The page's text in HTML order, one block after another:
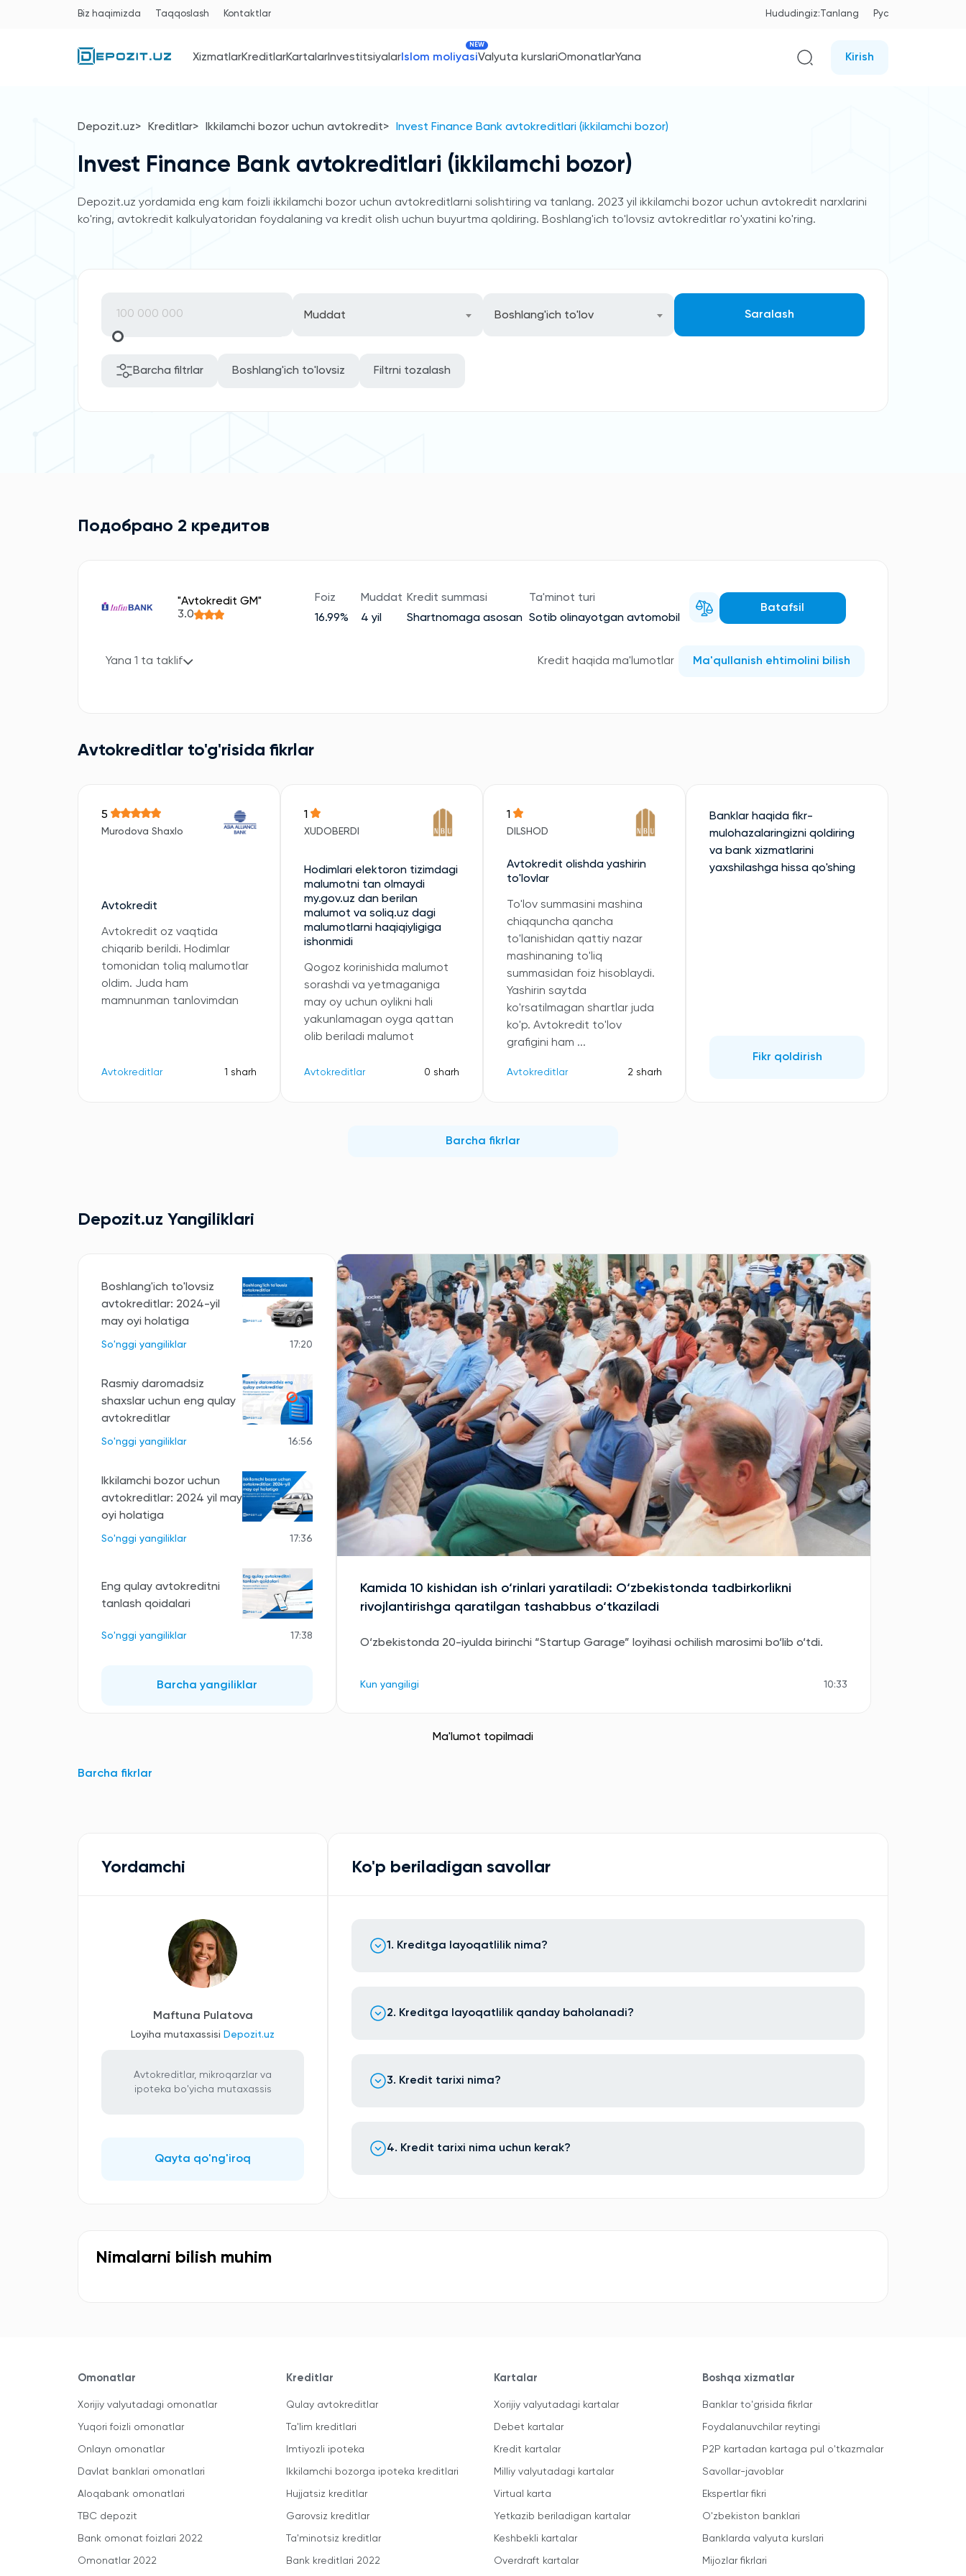
Biz haqimizda Taqqoslash Kontaktlar Hududingiz:Tanlang Рус
XizmatlarKreditlarKartalarInvestitsiyalarIslom moliyasi
NEW
Valyuta kurslariOmonatlarYana Kirish
Depozit.uz Kreditlar Ikkilamchi bozor uchun avtokredit Invest Finance Bank avtokreditlari (ikkilamchi bozor)
Invest Finance Bank avtokreditlari (ikkilamchi bozor)
Depozit.uz yordamida eng kam foizli ikkilamchi bozor uchun avtokreditlarni solishtiring va tanlang. 2023 yil ikkilamchi bozor uchun avtokredit narxlarini
ko'ring, avtokredit kalkulyatoridan foydalaning va kredit olish uchun buyurtma qoldiring. Boshlang'ich to'lovsiz avtokreditlar ro'yxatini ko'ring.
Muddat Boshlang'ich to'lov Saralash
Barcha filtrlar Boshlang'ich to'lovsiz Filtrni tozalash
Подобрано 2 кредитов
"Avtokredit GM"
3.0
Foiz
16.99%
Muddat
4 yil
Kredit summasi
Shartnomaga asosan
Ta'minot turi
Sotib olinayotgan avtomobil
Batafsil
Yana 1 ta taklif Kredit haqida ma'lumotlar Ma'qullanish ehtimolini bilish
Avtokreditlar to'g'risida fikrlar
5
Murodova Shaxlo
Avtokredit
Avtokredit oz vaqtida
chiqarib berildi. Hodimlar
tomonidan toliq malumotlar
oldim. Juda ham
mamnunman tanlovimdan
Avtokreditlar 1 sharh
1
XUDOBERDI
Hodimlari elektoron tizimdagi
malumotni tan olmaydi
my.gov.uz dan berilan
malumot va soliq.uz dagi
malumotlarni haqiqiyligiga
ishonmidi
Qogoz korinishida malumot
sorashdi va yetmaganiga
may oy uchun oylikni hali
yakunlamagan oyga qattan
olib beriladi malumot
Avtokreditlar 0 sharh
1
DILSHOD
Avtokredit olishda yashirin
to'lovlar
To'lov summasini mashina
chiqquncha qancha
to'lanishidan qattiy nazar
mashinaning to'liq
summasidan foiz hisoblaydi.
Yashirin saytda
ko'rsatilmagan shartlar juda
ko'p. Avtokredit to'lov
grafigini ham ...
Avtokreditlar 2 sharh
Banklar haqida fikr-
mulohazalaringizni qoldiring
va bank xizmatlarini
yaxshilashga hissa qo'shing
Fikr qoldirish
Barcha fikrlar
Depozit.uz Yangiliklari
Boshlang'ich to'lovsiz
avtokreditlar: 2024-yil
may oyi holatiga
So'nggi yangiliklar 17:20
Rasmiy daromadsiz
shaxslar uchun eng qulay
avtokreditlar
So'nggi yangiliklar 16:56
Ikkilamchi bozor uchun
avtokreditlar: 2024 yil may
oyi holatiga
So'nggi yangiliklar 17:36
Eng qulay avtokreditni
tanlash qoidalari
So'nggi yangiliklar 17:38
Barcha yangiliklar
Kamida 10 kishidan ish o‘rinlari yaratiladi: O‘zbekistonda tadbirkorlikni
rivojlantirishga qaratilgan tashabbus o‘tkaziladi
O‘zbekistonda 20-iyulda birinchi “Startup Garage” loyihasi ochilish marosimi bo‘lib o‘tdi.
Kun yangiligi 10:33
Ma'lumot topilmadi
Barcha fikrlar
Yordamchi
Maftuna Pulatova
Loyiha mutaxassisi Depozit.uz
Avtokreditlar, mikroqarzlar va
ipoteka bo'yicha mutaxassis
Qayta qo'ng'iroq
Ko'p beriladigan savollar
1. Kreditga layoqatlilik nima?
2. Kreditga layoqatlilik qanday baholanadi?
3. Kredit tarixi nima?
4. Kredit tarixi nima uchun kerak?
Nimalarni bilish muhim
Omonatlar
Xorijiy valyutadagi omonatlar
Yuqori foizli omonatlar
Onlayn omonatlar
Davlat banklari omonatlari
Aloqabank omonatlari
TBC depozit
Bank omonat foizlari 2022
Omonatlar 2022
Kreditlar
Qulay avtokreditlar
Ta'lim kreditlari
Imtiyozli ipoteka
Ikkilamchi bozorga ipoteka kreditlari
Hujjatsiz kreditlar
Garovsiz kreditlar
Ta'minotsiz kreditlar
Bank kreditlari 2022
Kartalar
Xorijiy valyutadagi kartalar
Debet kartalar
Kredit kartalar
Milliy valyutadagi kartalar
Virtual karta
Yetkazib beriladigan kartalar
Keshbekli kartalar
Overdraft kartalar
Boshqa xizmatlar
Banklar to'grisida fikrlar
Foydalanuvchilar reytingi
P2P kartadan kartaga pul o'tkazmalar
Savollar-javoblar
Ekspertlar fikri
O'zbekiston banklari
Banklarda valyuta kurslari
Mijozlar fikrlari